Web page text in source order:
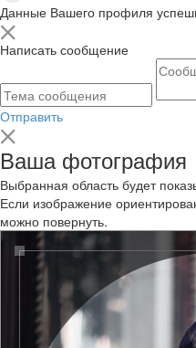
Данные Вашего профиля
Написать сообщение
Отправить
Ваша фотография
Выбранная область будет
Если изображение
можно повернуть.